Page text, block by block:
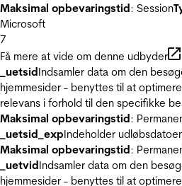
Maksimal opbevaringstid: Session
Microsoft
7
Få mere at vide om denne udbyder
_uetsidIndsamler data om den
hjemmesider - benyttes til at
relevans i forhold til den specifikke
Maksimal opbevaringstid:
_uetsid_expIndeholder
Maksimal opbevaringstid:
_uetvidIndsamler data om den
hjemmesider - benyttes til at